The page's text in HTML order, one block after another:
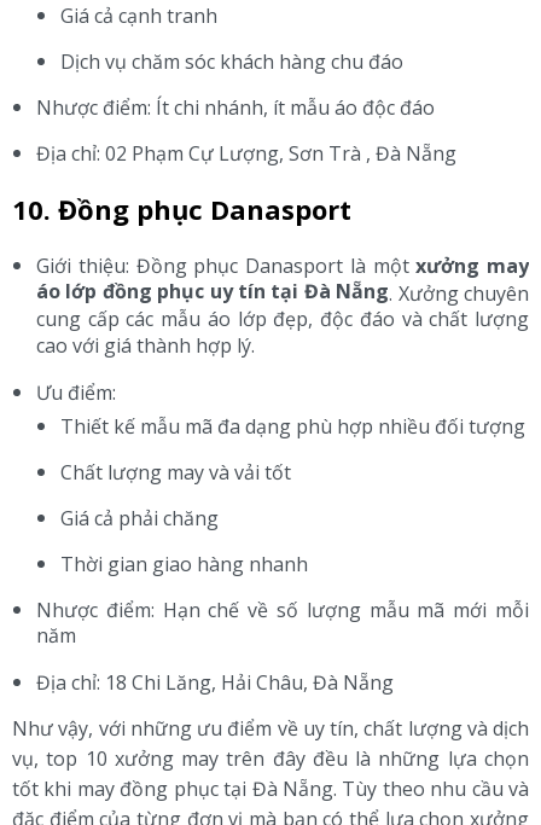
Giá cả cạnh tranh
Dịch vụ chăm sóc khách hàng chu đáo
Nhược điểm: Ít chi nhánh, ít mẫu áo độc đáo
Địa chỉ: 02 Phạm Cự Lượng, Sơn Trà , Đà Nẵng
10. Đồng phục Danasport
Giới thiệu: Đồng phục Danasport là mộtxưởng may
áo lớp đồng phục uy tín tại Đà Nẵng. Xưởng chuyên
cung cấp các mẫu áo lớp đẹp, độc đáo và chất lượng
cao với giá thành hợp lý.
Ưu điểm:
Thiết kế mẫu mã đa dạng phù hợp nhiều đối tượng
Chất lượng may và vải tốt
Giá cả phải chăng
Thời gian giao hàng nhanh
Nhược điểm: Hạn chế về số lượng mẫu mã mới mỗi
năm
Địa chỉ: 18 Chi Lăng, Hải Châu, Đà Nẵng
Như vậy, với những ưu điểm về uy tín, chất lượng và dịch
vụ, top 10 xưởng may trên đây đều là những lựa chọn
tốt khi may đồng phục tại Đà Nẵng. Tùy theo nhu cầu và
đặc điểm của từng đơn vị mà bạn có thể lựa chọn xưởng